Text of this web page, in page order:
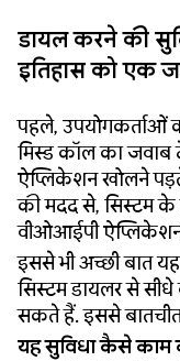
डायल करने की
इतिहास को एक
पहले, उपयोगकर्ताओं
मिस्ड कॉल का
ऐप्लिकेशन खोलने पड़ते
की मदद से, सिस्टम के
वीओआईपी
इससे भी अच्छी बात
सिस्टम डायलर से
सकते हैं. इससे
यह सुविधा कैसे काम